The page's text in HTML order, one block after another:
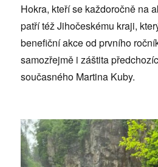
Hokra, kteří se každoročně na
patří též Jihočeskému kraji,
benefiční akce od prvního
samozřejmě i záštita
současného Martina Kuby.